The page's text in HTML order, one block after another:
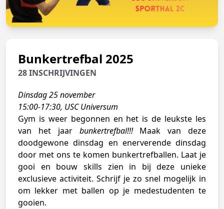
Bunkertrefbal 2025
28 INSCHRIJVINGEN
Dinsdag 25 november
15:00-17:30, USC Universum
Gym is weer begonnen en het is de leukste les
van het jaar bunkertrefbal!!!Maak van deze
doodgewone dinsdag en enerverende dinsdag
door met ons te komen bunkertrefballen. Laat je
gooi en bouw skills zien in bij deze unieke
exclusieve activiteit. Schrijf je zo snel mogelijk in
om lekker met ballen op je medestudenten te
gooien.